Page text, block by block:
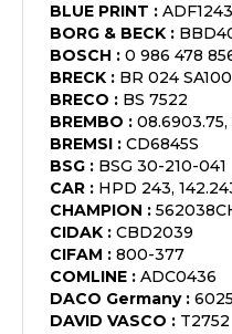
BLUE PRINT :
BORG & BECK :
BOSCH : 0 986 478
BRECK : BR 024 SA100
BRECO : BS 7522
BREMBO :
BREMSI : CD6845S
BSG : BSG 30-210-041
CAR : HPD 243,
CHAMPION :
CIDAK : CBD2039
CIFAM : 800-377
COMLINE : ADC0436
DACO Germany:
DAVID VASCO : T2752